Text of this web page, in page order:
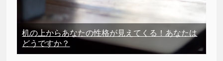
机の上からあなたの性格が見えてくる！あなたは
どうですか？